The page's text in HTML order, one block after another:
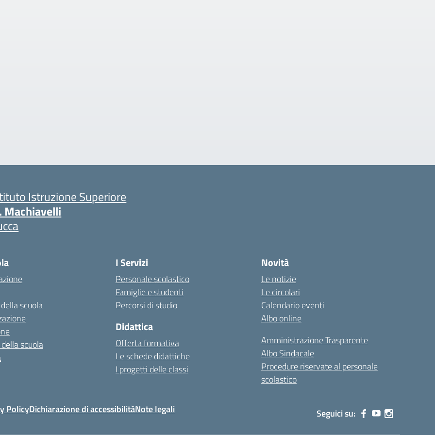
Istruzione Superiore
Machiavelli
scuola
scuola
I Servizi
Personale scolastico
Famiglie e studenti
Percorsi di studio
Didattica
Offerta formativa
Le schede didattiche
I progetti delle classi
Novità
Le notizie
Le circolari
Calendario eventi
Albo online
Amministrazione Trasparente
Albo Sindacale
Procedure riservate al personale
scolastico
PolicyDichiarazione di accessibilitàNote legali Seguici su: